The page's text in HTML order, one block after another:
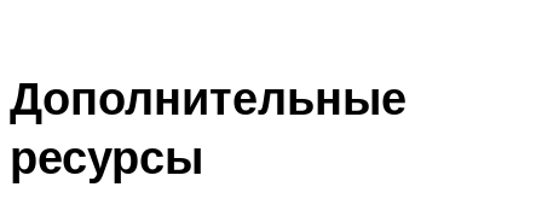
Дополнительные
ресурсы